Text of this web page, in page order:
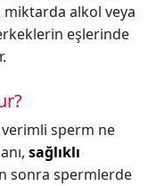
miktarda alkol veya
eşlerinde
verimli sperm ne
sağlıklı
sonra spermlerde